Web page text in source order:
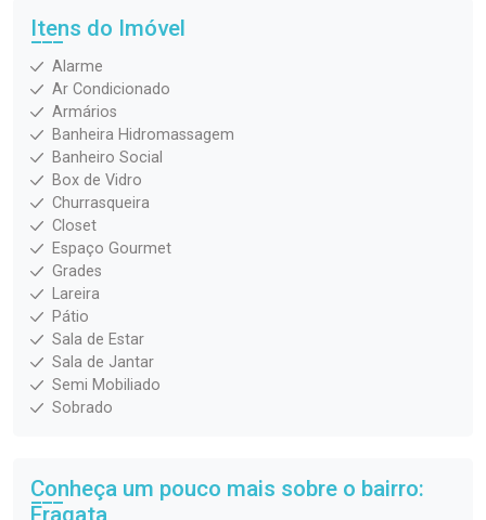
Itens do Imóvel
Alarme
Ar Condicionado
Armários
Banheira Hidromassagem
Banheiro Social
Box de Vidro
Churrasqueira
Closet
Espaço Gourmet
Grades
Lareira
Pátio
Sala de Estar
Sala de Jantar
Semi Mobiliado
Sobrado
Conheça um pouco mais sobre o bairro:
Fragata